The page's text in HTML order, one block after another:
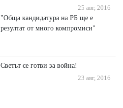
25 авг, 2016
"Обща кандидатура на РБ ще е
резултат от много компромиси"
Светът се готви за война!
23 авг, 2016